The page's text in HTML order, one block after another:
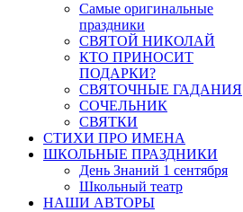
Самые оригинальные
праздники
СВЯТОЙ НИКОЛАЙ
КТО ПРИНОСИТ
ПОДАРКИ?
СВЯТОЧНЫЕ ГАДАНИЯ
СОЧЕЛЬНИК
СВЯТКИ
СТИХИ ПРО ИМЕНА
ШКОЛЬНЫЕ ПРАЗДНИКИ
День Знаний 1 сентября
Школьный театр
НАШИ АВТОРЫ